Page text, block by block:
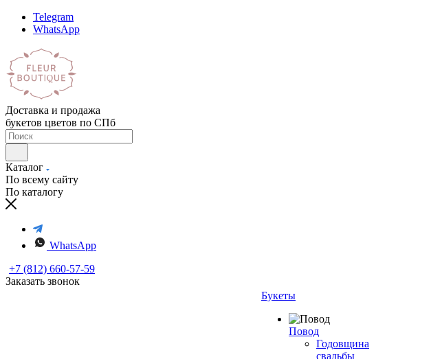
Telegram
WhatsApp
Доставка и продажа
букетов цветов по СПб
Каталог
По всему сайту
По каталогу
WhatsApp
+7 (812) 660-57-59
Заказать звонок
Букеты
Повод
Годовщина
свадьбы